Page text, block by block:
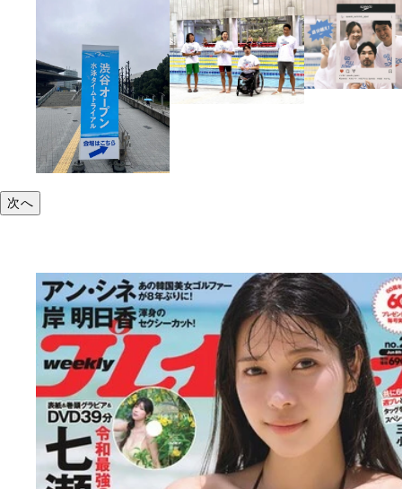
次へ